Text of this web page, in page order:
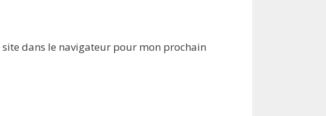
dans le navigateur pour mon prochain